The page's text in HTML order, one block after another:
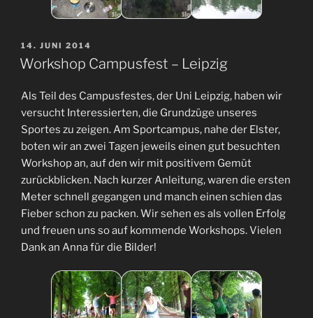
VERÖFFENTLICHT
AM
14. JUNI 2014
Workshop Campusfest – Leipzig
Als Teil des Campusfestes, der Uni Leipzig, haben wir
versucht Interessierten, die Grundzüge unseres
Sportes zu zeigen. Am Sportcampus, nahe der Elster,
boten wir an zwei Tagen jeweils einen gut besuchten
Workshop an, auf den wir mit positivem Gemüt
zurückblicken. Nach kurzer Anleitung, waren die ersten
Meter schnell gegangen und manch einen schien das
Fieber schon zu packen. Wir sehen es als vollen Erfolg
und freuen uns so auf kommende Workshops. Vielen
Dank an Anna für die Bilder!